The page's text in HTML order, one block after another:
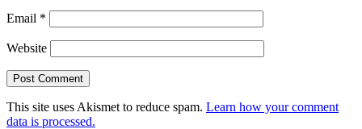
Email *
Website
This site uses Akismet to reduce spam. Learn how your comment
data is processed.